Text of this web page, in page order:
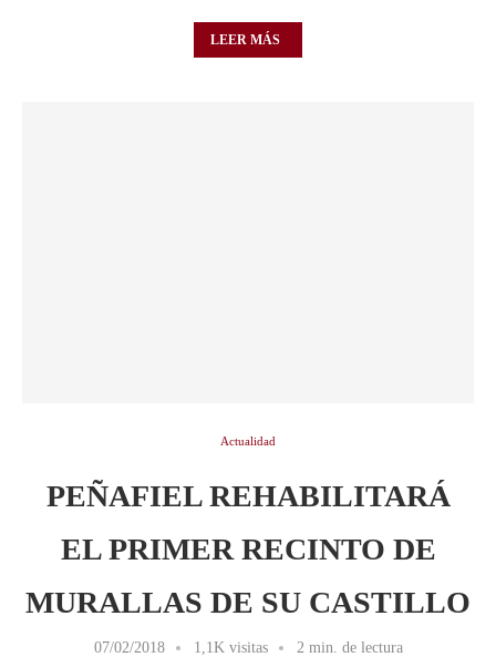
LEER MÁS
Actualidad
PEÑAFIEL REHABILITARÁ
EL PRIMER RECINTO DE
MURALLAS DE SU CASTILLO
07/02/2018 1,1K visitas 2 min. de lectura